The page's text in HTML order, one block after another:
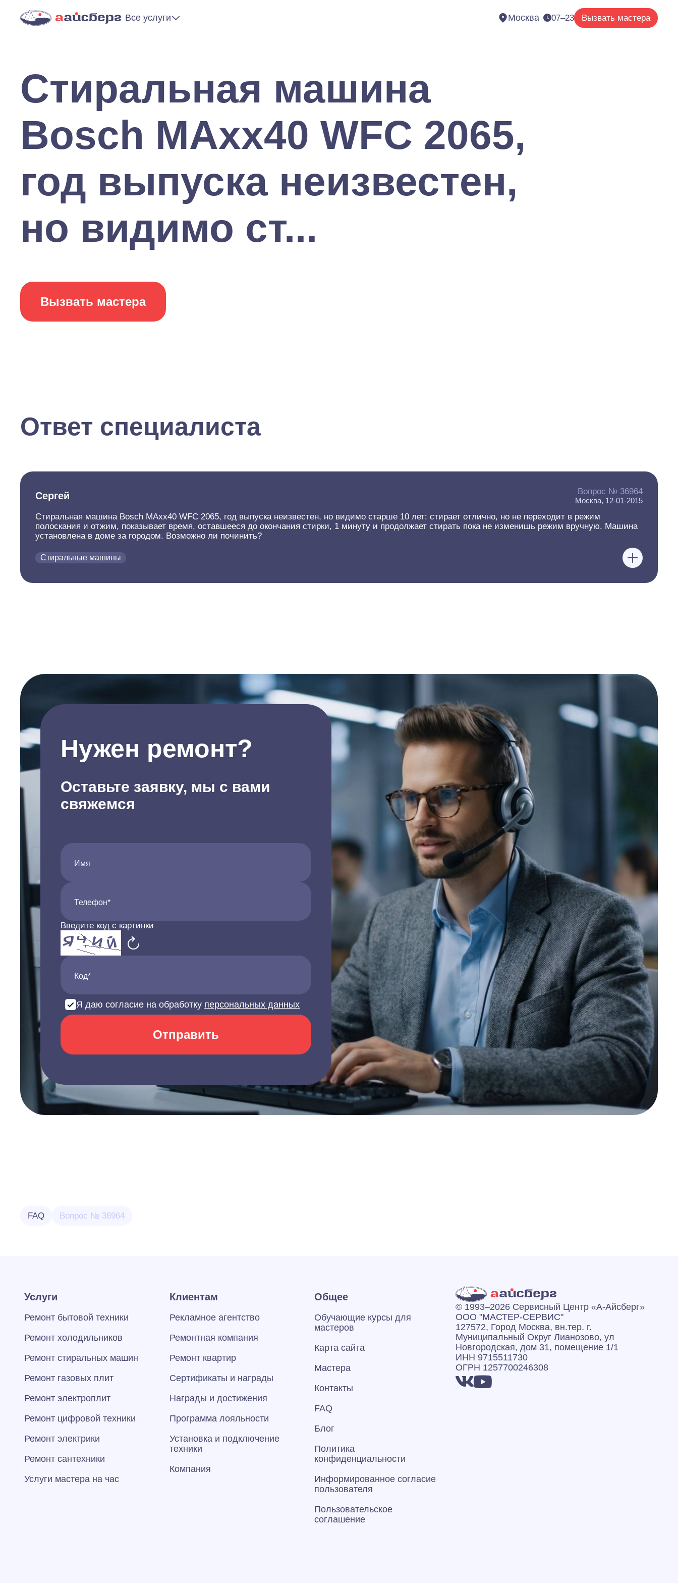
Все услуги Москва 07–23 Вызвать мастера
Стиральная машина
Bosch MAxx40 WFC 2065,
год выпуска неизвестен,
но видимо ст...
Вызвать мастера
Ответ специалиста
Сергей Вопрос № 36964
Москва, 12-01-2015
Стиральная машина Bosch MAxx40 WFC 2065, год выпуска неизвестен, но видимо старше 10 лет: стирает отлично, но не переходит в режим
полоскания и отжим, показывает время, оставшееся до окончания стирки, 1 минуту и продолжает стирать пока не изменишь режим вручную. Машина
установлена в доме за городом. Возможно ли починить?
Стиральные машины
Нужен ремонт?
Оставьте заявку, мы с вами
свяжемся
Имя
Телефон*
Введите код с картинки
Код*
Я даю согласие на обработку персональных данных
Отправить
FAQ Вопрос № 36964
Услуги
Ремонт бытовой техники
Ремонт холодильников
Ремонт стиральных машин
Ремонт газовых плит
Ремонт электроплит
Ремонт цифровой техники
Ремонт электрики
Ремонт сантехники
Услуги мастера на час
Клиентам
Рекламное агентство
Ремонтная компания
Ремонт квартир
Сертификаты и награды
Награды и достижения
Программа лояльности
Установка и подключение
техники
Компания
Общее
Обучающие курсы для
мастеров
Карта сайта
Мастера
Контакты
FAQ
Блог
Политика
конфиденциальности
Информированное согласие
пользователя
Пользовательское
соглашение
© 1993–2026 Сервисный Центр «А‑Айсберг»
ООО "МАСТЕР-СЕРВИС"
127572, Город Москва, вн.тер. г.
Муниципальный Округ Лианозово, ул
Новгородская, дом 31, помещение 1/1
ИНН 9715511730
ОГРН 1257700246308